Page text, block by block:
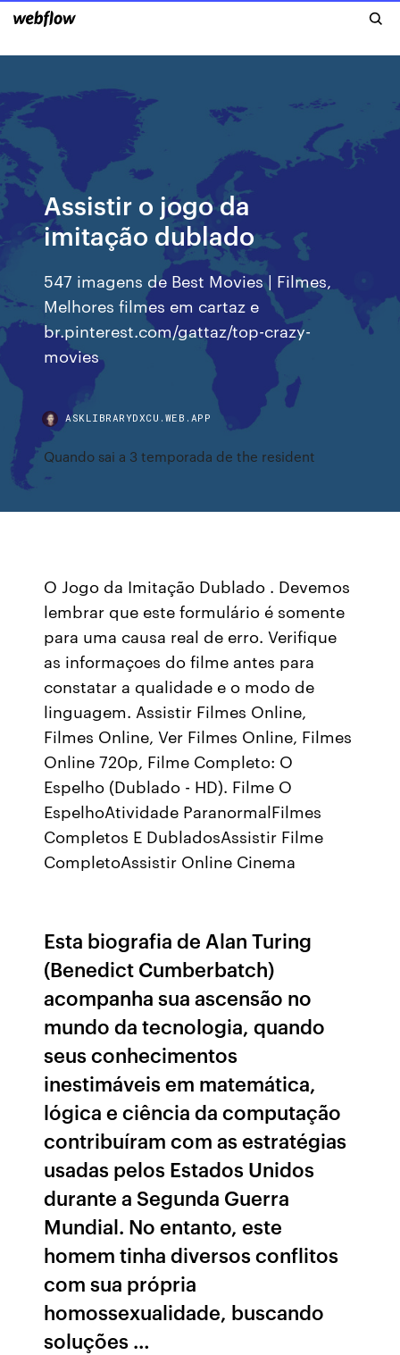
Assistir o jogo da
imitação dublado
547 imagens de Best Movies | Filmes,
Melhores filmes em cartaz e
br.pinterest.com/gattaz/top-crazy-
movies
ASKLIBRARYDXCU.WEB.APP
Quando sai a 3 temporada de the resident
O Jogo da Imitação Dublado . Devemos
lembrar que este formulário é somente
para uma causa real de erro. Verifique
as informaçoes do filme antes para
constatar a qualidade e o modo de
linguagem. Assistir Filmes Online,
Filmes Online, Ver Filmes Online, Filmes
Online 720p, Filme Completo: O
Espelho (Dublado - HD). Filme O
EspelhoAtividade ParanormalFilmes
Completos E DubladosAssistir Filme
CompletoAssistir Online Cinema
Esta biografia de Alan Turing
(Benedict Cumberbatch)
acompanha sua ascensão no
mundo da tecnologia, quando
seus conhecimentos
inestimáveis em matemática,
lógica e ciência da computação
contribuíram com as estratégias
usadas pelos Estados Unidos
durante a Segunda Guerra
Mundial. No entanto, este
homem tinha diversos conflitos
com sua própria
homossexualidade, buscando
soluções …